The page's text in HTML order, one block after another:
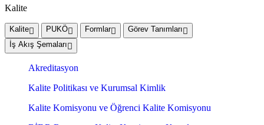
Kalite
Kalite PUKÖ Formlar
Görev Tanımları
İş Akış Şemaları
Akreditasyon
Kalite Politikası ve Kurumsal Kimlik
Kalite Komisyonu ve Öğrenci Kalite Komisyonu